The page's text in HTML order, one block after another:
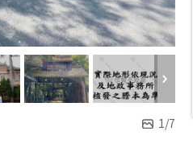
1/7